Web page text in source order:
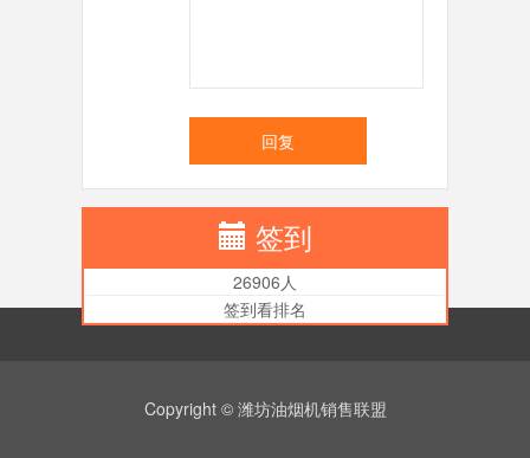
回复
签到
26906人
签到看排名
Copyright © 潍坊油烟机销售联盟